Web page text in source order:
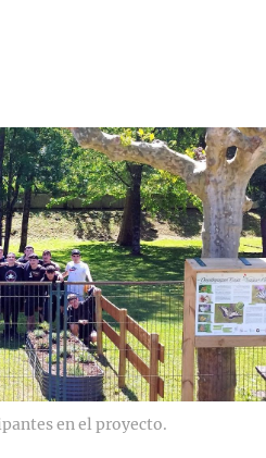
en el proyecto.